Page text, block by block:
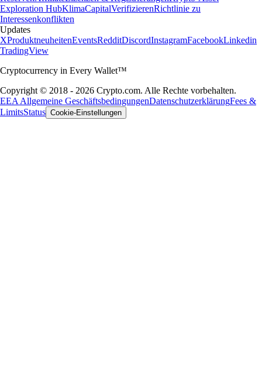
Exploration HubKlimaCapitalVerifizierenRichtlinie zu
Interessenkonflikten
Updates
XProduktneuheitenEventsRedditDiscordInstagramFacebookLinkedin
TradingView
Cryptocurrency in Every Wallet™
Copyright © 2018 - 2026 Crypto.com. Alle Rechte vorbehalten.
EEA Allgemeine GeschäftsbedingungenDatenschutzerklärungFees &
LimitsStatus Cookie-Einstellungen